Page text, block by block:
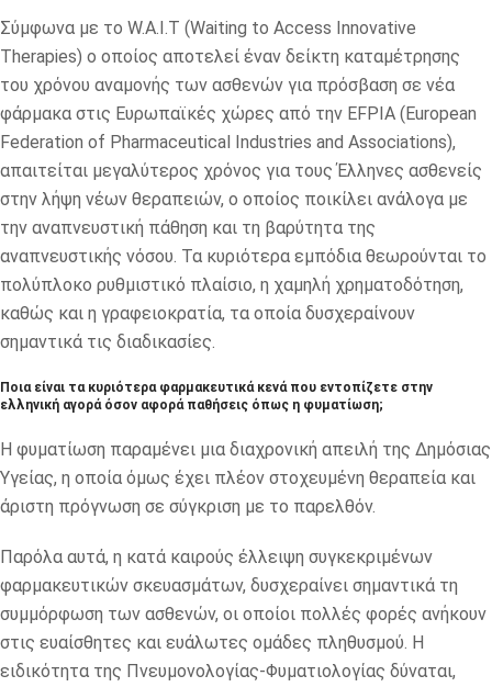
Σύμφωνα με το W.A.I.T (Waiting to Access Innovative
Therapies) ο οποίος αποτελεί έναν δείκτη καταμέτρησης
του χρόνου αναμονής των ασθενών για πρόσβαση σε νέα
φάρμακα στις Ευρωπαϊκές χώρες από την EFPIA (European
Federation of Pharmaceutical Industries and Associations),
απαιτείται μεγαλύτερος χρόνος για τους Έλληνες ασθενείς
στην λήψη νέων θεραπειών, ο οποίος ποικίλει ανάλογα με
την αναπνευστική πάθηση και τη βαρύτητα της
αναπνευστικής νόσου. Τα κυριότερα εμπόδια θεωρούνται το
πολύπλοκο ρυθμιστικό πλαίσιο, η χαμηλή χρηματοδότηση,
καθώς και η γραφειοκρατία, τα οποία δυσχεραίνουν
σημαντικά τις διαδικασίες.
Ποια είναι τα κυριότερα φαρμακευτικά κενά που εντοπίζετε στην
ελληνική αγορά όσον αφορά παθήσεις όπως η φυματίωση;
Η φυματίωση παραμένει μια διαχρονική απειλή της Δημόσιας
Υγείας, η οποία όμως έχει πλέον στοχευμένη θεραπεία και
άριστη πρόγνωση σε σύγκριση με το παρελθόν.
Παρόλα αυτά, η κατά καιρούς έλλειψη συγκεκριμένων
φαρμακευτικών σκευασμάτων, δυσχεραίνει σημαντικά τη
συμμόρφωση των ασθενών, οι οποίοι πολλές φορές ανήκουν
στις ευαίσθητες και ευάλωτες ομάδες πληθυσμού. Η
ειδικότητα της Πνευμονολογίας-Φυματιολογίας δύναται,